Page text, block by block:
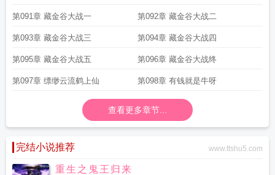
第091章 藏金谷大战一 第092章 藏金谷大战二
第093章 藏金谷大战三 第094章 藏金谷大战四
第095章 藏金谷大战五 第096章 藏金谷大战终
第097章 缥缈云流鹤上仙 第098章 有钱就是牛呀
查看更多章节...
完结小说推荐 www.ttshu5.com
重生之鬼王归来